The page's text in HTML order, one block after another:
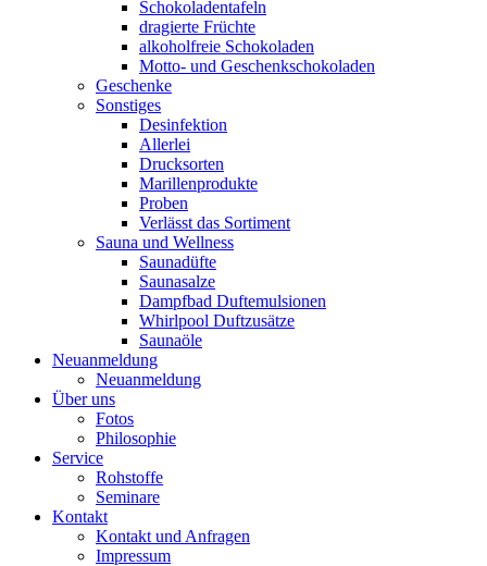
Schokoladentafeln
dragierte Früchte
alkoholfreie Schokoladen
Motto- und Geschenkschokoladen
Geschenke
Sonstiges
Desinfektion
Allerlei
Drucksorten
Marillenprodukte
Proben
Verlässt das Sortiment
Sauna und Wellness
Saunadüfte
Saunasalze
Dampfbad Duftemulsionen
Whirlpool Duftzusätze
Saunaöle
Neuanmeldung
Neuanmeldung
Über uns
Fotos
Philosophie
Service
Rohstoffe
Seminare
Kontakt
Kontakt und Anfragen
Impressum